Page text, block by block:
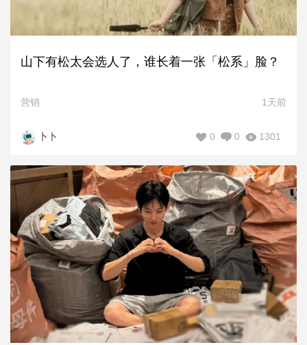
山下有松太会选人了，谁长着一张「松系」脸？
营销 1天前
卜卜 1301
0
0